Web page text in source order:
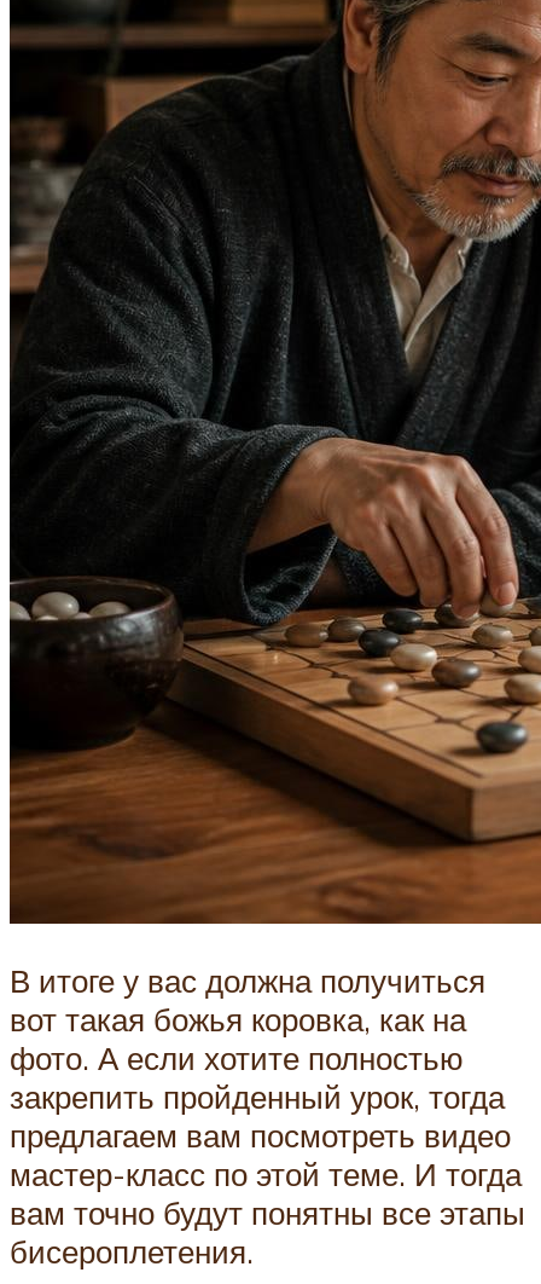
В итоге у вас должна получиться
вот такая божья коровка, как на
фото. А если хотите полностью
закрепить пройденный урок, тогда
предлагаем вам посмотреть видео
мастер-класс по этой теме. И тогда
вам точно будут понятны все этапы
бисероплетения.